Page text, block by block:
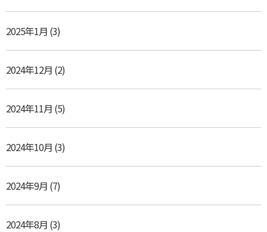
2025年1月 (3)
2024年12月 (2)
2024年11月 (5)
2024年10月 (3)
2024年9月 (7)
2024年8月 (3)